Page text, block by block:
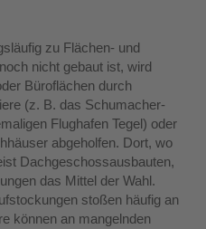
zu Flächen- und
nicht gebaut ist, wird
Büroflächen durch
(z. B. das Schumacher-
Flughafen Tegel) oder
abgeholfen. Dort, wo
Dachgeschossausbauten,
das Mittel der Wahl.
stoßen häufig an
können an mangelnden